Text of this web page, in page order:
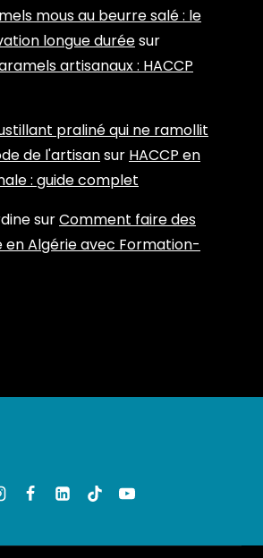
mous au beurre salé : le
longue duréesur
artisanaux : HACCP
praliné qui ne ramollit
de l'artisansur HACCP en
: guide complet
surComment faire des
en Algérie avec Formation-